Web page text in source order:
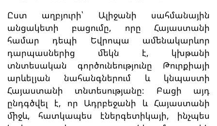
Ըստ աղբյուրի՝ Ալիջանի սահմանային
անցակետի բացումը, որը Հայաստանի
համար դեպի Եվրոպա ամենակարևոր
դարպասներից մեկն է, կխթանի
տնտեսական գործունեությունը Թուրքիայի
արևելյան նահանգներում և կնպաստի
Հայաստանի տնտեսությանը։ Բացի այդ
ընդգծվել է, որ Ադրբեջանի և Հայաստանի
միջև, հատկապես էներգետիկայի, ինչպես